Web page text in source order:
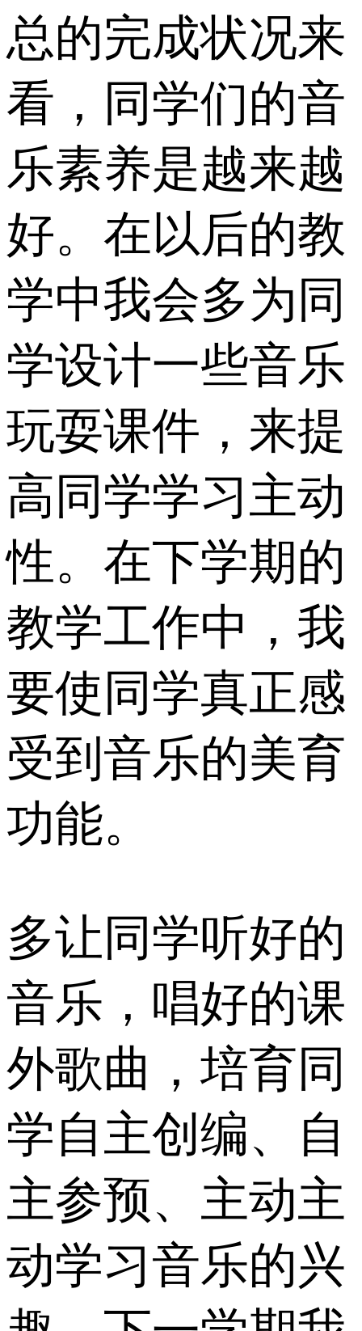
总的完成状况来
看，同学们的音
乐素养是越来越
好。在以后的教
学中我会多为同
学设计一些音乐
玩耍课件，来提
高同学学习主动
性。在下学期的
教学工作中，我
要使同学真正感
受到音乐的美育
功能。
多让同学听好的
音乐，唱好的课
外歌曲，培育同
学自主创编、自
主参预、主动主
动学习音乐的兴